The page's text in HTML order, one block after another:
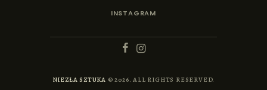
INSTAGRAM
NIEZŁA SZTUKA © 2026. ALL RIGHTS RESERVED.